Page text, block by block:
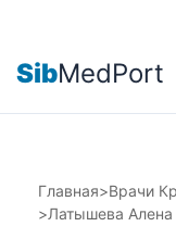
SibMedPort
Главная>Врачи
>Латышева Алена